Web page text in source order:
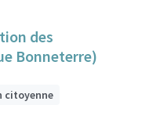
des
Bonneterre)
citoyenne